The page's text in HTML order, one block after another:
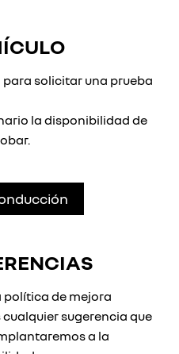
solicitar una prueba
la disponibilidad de
de mejora
sugerencia que
a la